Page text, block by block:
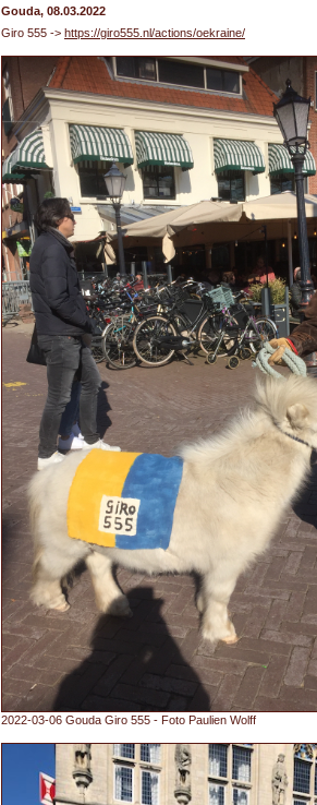
Gouda, 08.03.2022
Giro 555 -> https://giro555.nl/actions/oekraine/
2022-03-06 Gouda Giro 555 - Foto Paulien Wolff